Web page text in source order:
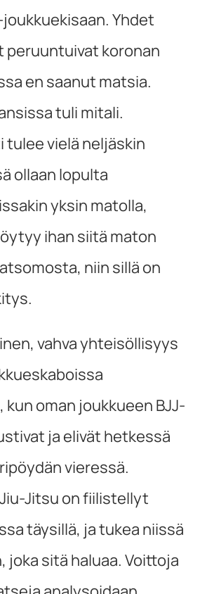
joukkuekisaan. Yhdet
peruuntuivat koronan
en saanut matsia.
tuli mitali.
tulee vielä neljäskin
ollaan lopulta
yksin matolla,
ihan siitä maton
niin sillä on
vahva yhteisöllisyys
oman joukkueen BJJ-
ja elivät hetkessä
vieressä.
Jitsu on fiilistellyt
täysillä, ja tukea niissä
joka sitä haluaa. Voittoja